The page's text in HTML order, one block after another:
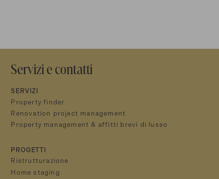
Servizi e contatti
SERVIZI
Property finder
Renovation project management
Property management & affitti brevi di lusso
PROGETTI
Ristrutturazione
Home staging